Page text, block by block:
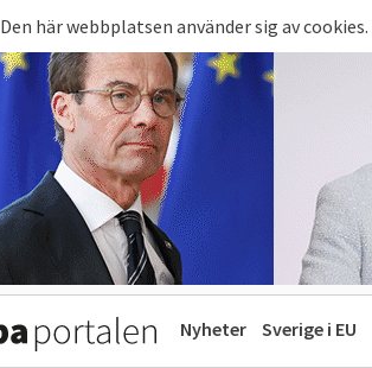
Den här webbplatsen använder sig av cookies.
Nyheter Sverige i EU